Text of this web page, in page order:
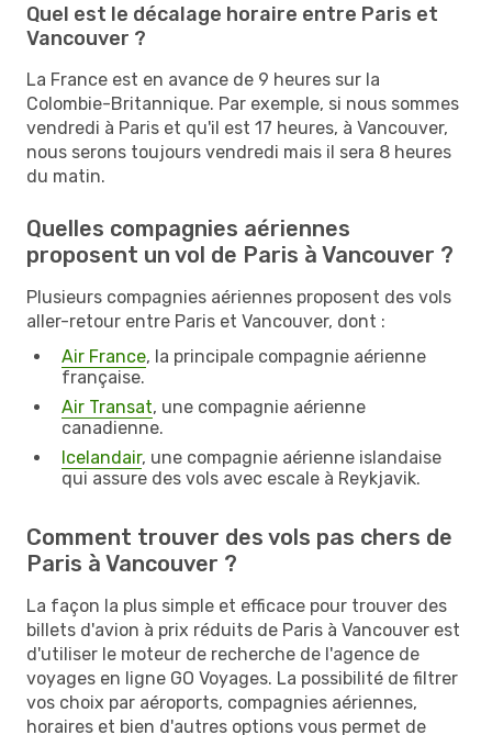
Quel est le décalage horaire entre Paris et
Vancouver ?
La France est en avance de 9 heures sur la
Colombie-Britannique. Par exemple, si nous sommes
vendredi à Paris et qu'il est 17 heures, à Vancouver,
nous serons toujours vendredi mais il sera 8 heures
du matin.
Quelles compagnies aériennes
proposent un vol de Paris à Vancouver ?
Plusieurs compagnies aériennes proposent des vols
aller-retour entre Paris et Vancouver, dont :
Air France, la principale compagnie aérienne
française.
Air Transat, une compagnie aérienne
canadienne.
Icelandair, une compagnie aérienne islandaise
qui assure des vols avec escale à Reykjavik.
Comment trouver des vols pas chers de
Paris à Vancouver ?
La façon la plus simple et efficace pour trouver des
billets d'avion à prix réduits de Paris à Vancouver est
d'utiliser le moteur de recherche de l'agence de
voyages en ligne GO Voyages. La possibilité de filtrer
vos choix par aéroports, compagnies aériennes,
horaires et bien d'autres options vous permet de